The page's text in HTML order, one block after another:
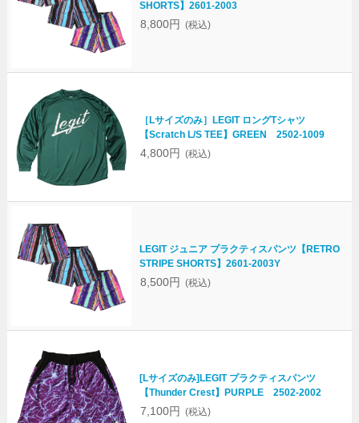
SHORTS】2601-2003
8,800円 (税込)
［Lサイズのみ］LEGIT ロングTシャツ
【Scratch L/S TEE】GREEN 2502-1009
4,800円 (税込)
LEGIT ジュニア プラクティスパンツ【RETRO
STRIPE SHORTS】2601-2003Y
8,500円 (税込)
[Lサイズのみ]LEGIT プラクティスパンツ
【Thunder Crest】PURPLE 2502-2002
7,100円 (税込)